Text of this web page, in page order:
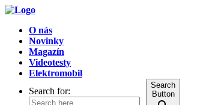
O nás
Novinky
Magazín
Videotesty
Elektromobil
Search for:
Search
Button